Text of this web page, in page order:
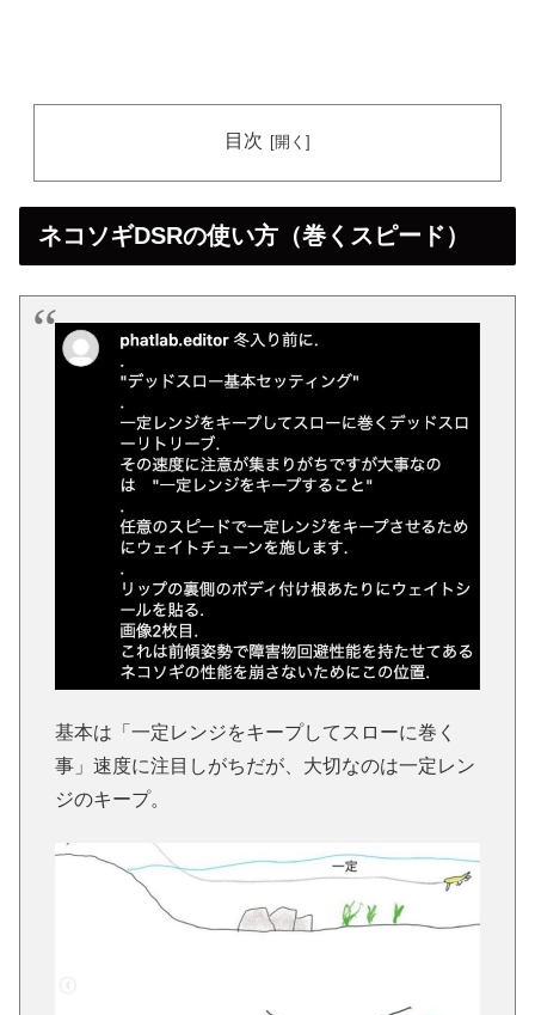
目次
ネコソギDSRの使い方（巻くスピード）
基本は「一定レンジをキープしてスローに巻く
事」速度に注目しがちだが、大切なのは一定レン
ジのキープ。